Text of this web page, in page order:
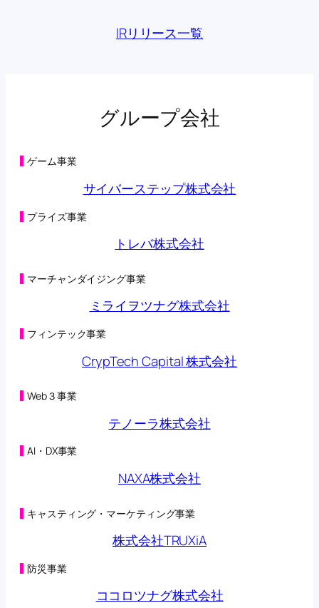
(193KB)
主要株主の異動に関するお知らせ(134KB)
2026年05月29日
滅並びに特別利益の計上に関するお知らせ
2026年05月29日
第三者割当により調達した資金の支出予定時期の変更
に関するお知らせ(198KB)
2026年05月28日
主要株主の異動に関するお知らせ
第三者割当による第42回新株予約権の行使状況に関す
2026年05月15日
(125KB)
第三者割当による第42回新株予約権の行使状況に関す
2026年05月01日
第三者割当による第42回新株予約権の行使状況に関す
2026年04月27日
「CHARGESPOT」による相互送客キャンペーン実施に
2026年04月24日
(98KB)
子会社の異動を伴う株式の取得に関する株式譲渡契約
締結のお知らせ
(230KB)
2026年04月22日
合弁会社（連結子会社）設立及び子会社における新た
な事業の開始に関するお知らせ
2026年04月20日
（訂正・数値データ訂正）2026年５月期 第３四半期決
算短信〔日本基準〕（連結）の一部訂正につい
IRリリース一覧
グループ会社
ゲーム事業
サイバーステップ株式会社
プライズ事業
トレバ株式会社
マーチャンダイジング事業
ミライヲツナグ株式会社
フィンテック事業
CrypTech Capital 株式会社
Web３事業
テノーラ株式会社
AI・DX事業
NAXA株式会社
キャスティング・マーケティング事業
株式会社TRUXiA
防災事業
ココロツナグ株式会社